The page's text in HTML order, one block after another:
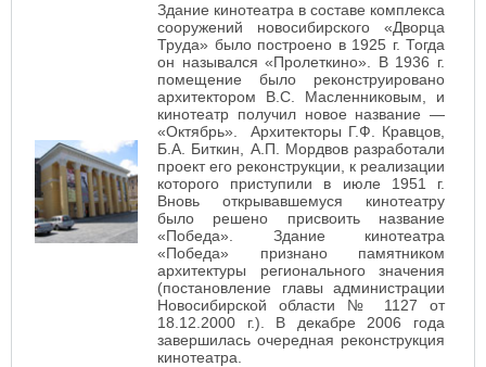
Здание кинотеатра в составе комплекса
сооружений новосибирского «Дворца
Труда» было построено в 1925 г. Тогда
он назывался «Пролеткино». В 1936 г.
помещение было реконструировано
архитектором В.С. Масленниковым, и
кинотеатр получил новое название —
«Октябрь». Архитекторы Г.Ф. Кравцов,
Б.А. Биткин, А.П. Мордвов разработали
проект его реконструкции, к реализации
которого приступили в июле 1951 г.
Вновь открывавшемуся кинотеатру
было решено присвоить название
«Победа». Здание кинотеатра
«Победа» признано памятником
архитектуры регионального значения
(постановление главы администрации
Новосибирской области № 1127 от
18.12.2000 г.). В декабре 2006 года
завершилась очередная реконструкция
кинотеатра.